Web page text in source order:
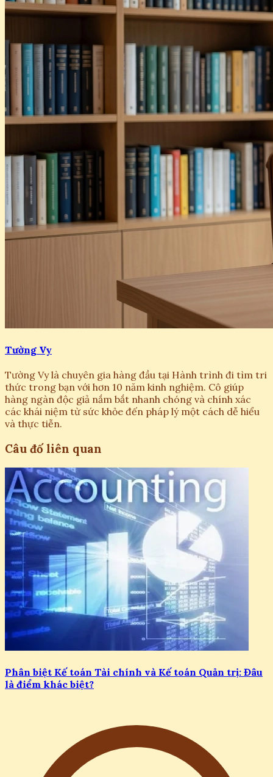
Tường Vy
Tường Vy là chuyên gia hàng đầu tại Hành trình đi tìm tri
thức trong bạn với hơn 10 năm kinh nghiệm. Cô giúp
hàng ngàn độc giả nắm bắt nhanh chóng và chính xác
các khái niệm từ sức khỏe đến pháp lý một cách dễ hiểu
và thực tiễn.
Câu đố liên quan
Phân biệt Kế toán Tài chính và Kế toán Quản trị: Đâu
là điểm khác biệt?